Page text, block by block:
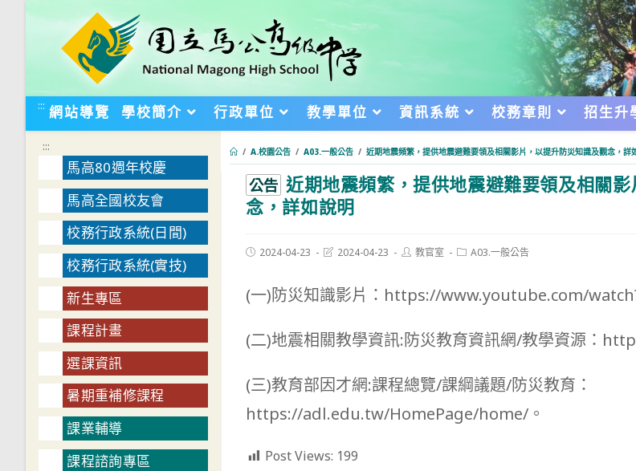
::: 網站導覽 學校簡介 行政單位 教學單位 資訊系統 校務章則 招生
/ A.校園公告 / A03.一般公告 / 近期地震頻繁，提供地震避難要領及相關影片，以提升防災知識及觀念，詳
公告 近期地震頻繁，提供地震避難要領及相關
念，詳如說明
Post2024-04-23
Post2024-04-23
Post教官室
PostA03.一般公告
(一)防災知識影片：https://www.youtube.com/
(二)地震相關教學資訊:防災教育資訊網/教學資源：
(三)教育部因才網:課程總覽/課綱議題/防災教育：
https://adl.edu.tw/HomePage/home/。
Post Views: 199
:::
馬高80週年校慶
馬高全國校友會
校務行政系統(日間)
校務行政系統(實技)
新生專區
課程計畫
選課資訊
暑期重補修課程
課業輔導
課程諮詢專區